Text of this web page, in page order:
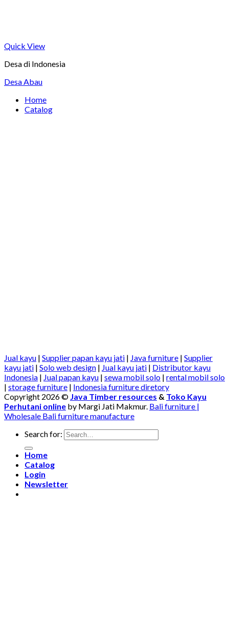
Quick View
Desa di Indonesia
Desa Abau
Home
Catalog
Jual kayu | Supplier papan kayu jati | Java furniture | Supplier
kayu jati | Solo web design | Jual kayu jati | Distributor kayu
Indonesia | Jual papan kayu | sewa mobil solo | rental mobil solo
| storage furniture | Indonesia furniture diretory
Copyright 2026 © Java Timber resources & Toko Kayu
Perhutani online by Margi Jati Makmur. Bali furniture |
Wholesale Bali furniture manufacture
Search for:
Home
Catalog
Login
Newsletter